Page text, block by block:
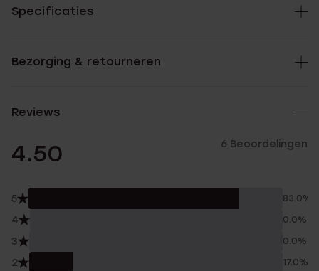
Specificaties
Bezorging & retourneren
Reviews
4.50 6 Beoordelingen
5 83.0%
4 0.0%
3 0.0%
2 17.0%